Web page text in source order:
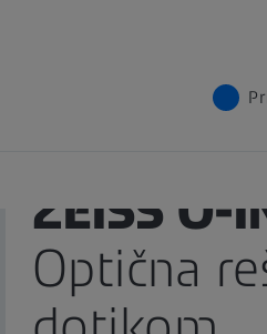
ZEISS O-
Optična